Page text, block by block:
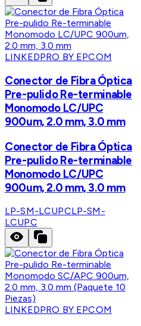
LINKEDPRO BY EPCOM
Conector de Fibra Óptica
Pre-pulido Re-terminable
Monomodo LC/UPC
900um, 2.0 mm, 3.0 mm
Conector de Fibra Óptica
Pre-pulido Re-terminable
Monomodo LC/UPC
900um, 2.0 mm, 3.0 mm
LP-SM-LCUPCLP-SM-
LCUPC
LINKEDPRO BY EPCOM